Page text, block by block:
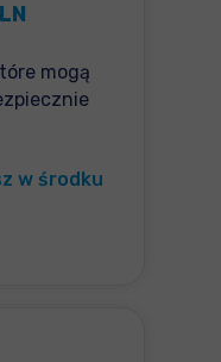
mogą
w środku